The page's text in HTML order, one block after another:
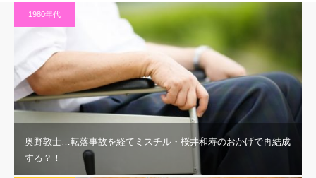
1980年代
奥野敦士…転落事故を経てミスチル・桜井和寿のおかげで再結成
する？！